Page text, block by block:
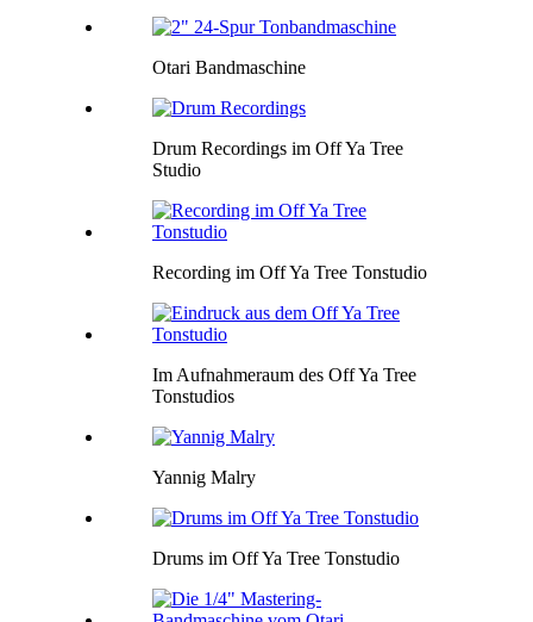
Otari Bandmaschine
Drum Recordings im Off Ya Tree
Studio
Recording im Off Ya Tree Tonstudio
Im Aufnahmeraum des Off Ya Tree
Tonstudios
Yannig Malry
Drums im Off Ya Tree Tonstudio